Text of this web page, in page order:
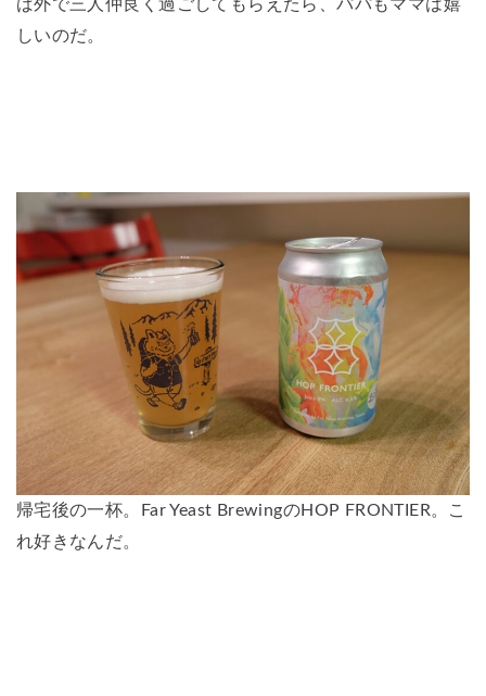
ば外で三人仲良く過ごしてもらえたら、パパもママは嬉
しいのだ。
帰宅後の一杯。Far Yeast BrewingのHOP FRONTIER。こ
れ好きなんだ。